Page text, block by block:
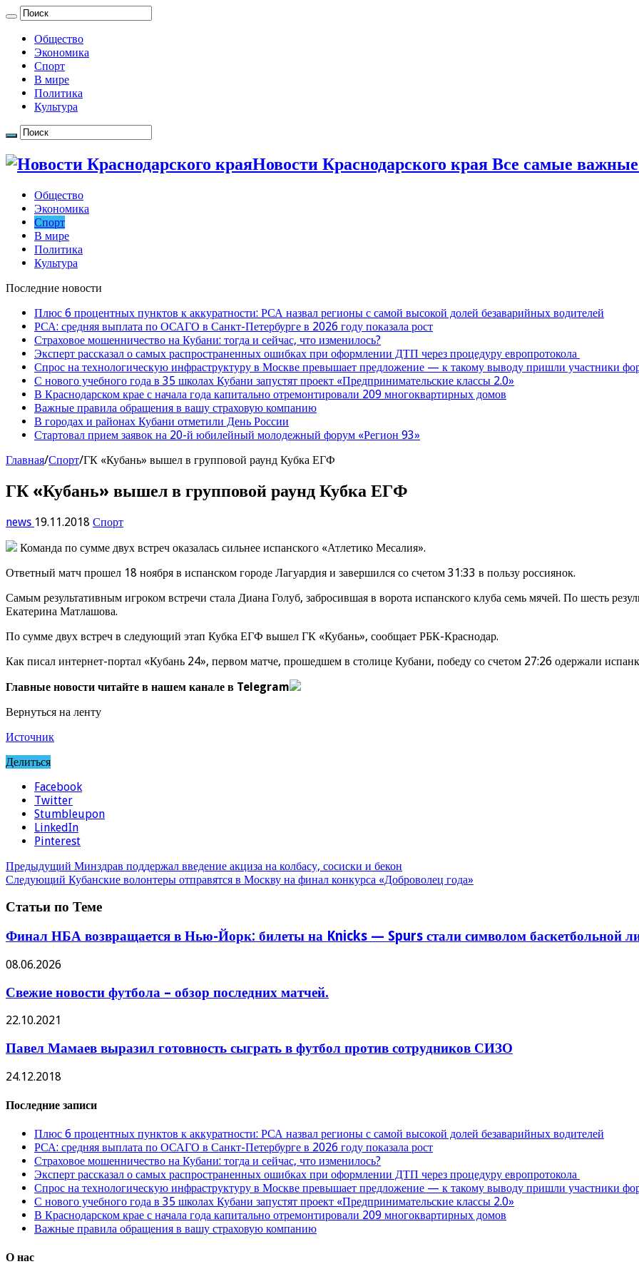
Общество
Экономика
Спорт
В мире
Политика
Культура
Новости Краснодарского края Все самые
Общество
Экономика
Спорт
В мире
Политика
Культура
Последние новости
Плюс 6 процентных пунктов к аккуратности: РСА назвал регионы с самой высокой долей безаварийных водителей
РСА: средняя выплата по ОСАГО в Санкт-Петербурге в 2026 году показала рост
Страховое мошенничество на Кубани: тогда и сейчас, что изменилось?
Эксперт рассказал о самых распространенных ошибках при оформлении ДТП через процедуру европротокола
Спрос на технологическую инфраструктуру в Москве превышает предложение — к такому выводу пришли участники
С нового учебного года в 35 школах Кубани запустят проект «Предпринимательские классы 2.0»
В Краснодарском крае с начала года капитально отремонтировали 209 многоквартирных домов
Важные правила обращения в вашу страховую компанию
В городах и районах Кубани отметили День России
Стартовал прием заявок на 20-й юбилейный молодежный форум «Регион 93»
Главная/Спорт/ГК «Кубань» вышел в групповой раунд Кубка ЕГФ
ГК «Кубань» вышел в групповой раунд Кубка ЕГФ
news 19.11.2018 Спорт
Команда по сумме двух встреч оказалась сильнее испанского «Атлетико Месалия».
Ответный матч прошел 18 ноября в испанском городе Лагуардия и завершился со счетом 31:33 в пользу россиянок.
Самым результативным игроком встречи стала Диана Голуб, забросившая в ворота испанского клуба семь мячей. По шесть
Екатерина Матлашова.
По сумме двух встреч в следующий этап Кубка ЕГФ вышел ГК «Кубань», сообщает РБК-Краснодар.
Как писал интернет-портал «Кубань 24», первом матче, прошедшем в столице Кубани, победу со счетом 27:26 одержали
Главные новости читайте в нашем канале в Telegram
Вернуться на ленту
Источник
Делиться
Facebook
Twitter
Stumbleupon
LinkedIn
Pinterest
Предыдущий Минздрав поддержал введение акциза на колбасу, сосиски и бекон
Следующий Кубанские волонтеры отправятся в Москву на финал конкурса «Доброволец года»
Статьи по Теме
Финал НБА возвращается в Нью-Йорк: билеты на Knicks — Spurs стали символом баскетбольной
08.06.2026
Свежие новости футбола – обзор последних матчей.
22.10.2021
Павел Мамаев выразил готовность сыграть в футбол против сотрудников СИЗО
24.12.2018
Последние записи
Плюс 6 процентных пунктов к аккуратности: РСА назвал регионы с самой высокой долей безаварийных водителей
РСА: средняя выплата по ОСАГО в Санкт-Петербурге в 2026 году показала рост
Страховое мошенничество на Кубани: тогда и сейчас, что изменилось?
Эксперт рассказал о самых распространенных ошибках при оформлении ДТП через процедуру европротокола
Спрос на технологическую инфраструктуру в Москве превышает предложение — к такому выводу пришли участники
С нового учебного года в 35 школах Кубани запустят проект «Предпринимательские классы 2.0»
В Краснодарском крае с начала года капитально отремонтировали 209 многоквартирных домов
Важные правила обращения в вашу страховую компанию
О нас